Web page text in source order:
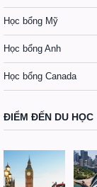
Học bổng Mỹ
Học bổng Anh
Học bổng Canada
ĐIỂM ĐẾN DU HỌC